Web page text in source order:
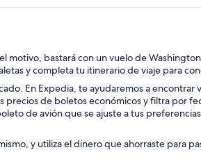
motivo, bastará con un vuelo de
y completa tu itinerario de viaje para
En Expedia, te ayudaremos a encontrar
de boletos económicos y filtra por
de avión que se ajuste a tus
y utiliza el dinero que ahorraste para